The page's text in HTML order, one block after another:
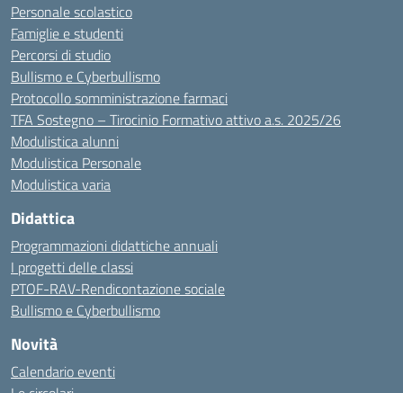
Personale scolastico
Famiglie e studenti
Percorsi di studio
Bullismo e Cyberbullismo
Protocollo somministrazione farmaci
TFA Sostegno – Tirocinio Formativo attivo a.s. 2025/26
Modulistica alunni
Modulistica Personale
Modulistica varia
Didattica
Programmazioni didattiche annuali
I progetti delle classi
PTOF-RAV-Rendicontazione sociale
Bullismo e Cyberbullismo
Novità
Calendario eventi